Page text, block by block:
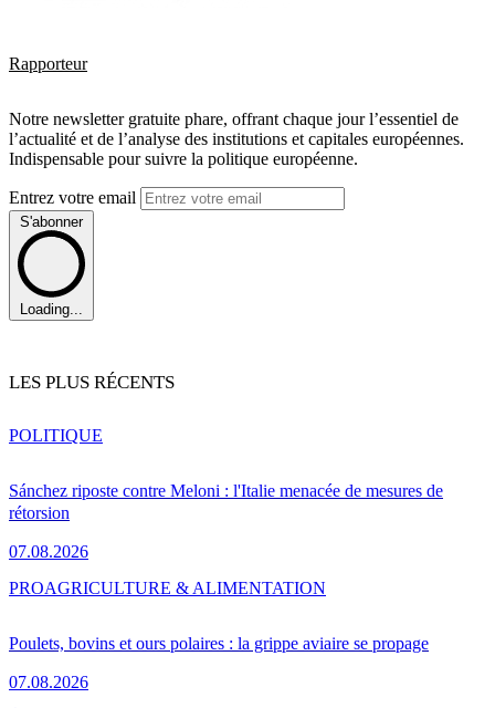
Rapporteur
Notre newsletter gratuite phare, offrant chaque jour l’essentiel de
l’actualité et de l’analyse des institutions et capitales européennes.
Indispensable pour suivre la politique européenne.
Entrez votre email
S'abonner
Loading...
LES PLUS RÉCENTS
Sánchez riposte contre Meloni : l'Italie menacée de mesures de
rétorsion
07.08.2026
POLITIQUE
Poulets, bovins et ours polaires : la grippe aviaire se propage
07.08.2026
PROAGRICULTURE & ALIMENTATION